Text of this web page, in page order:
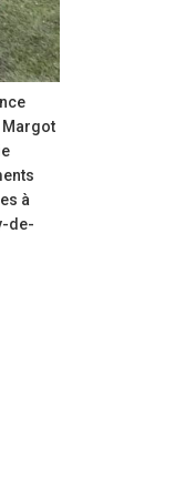
Margot
à
de-